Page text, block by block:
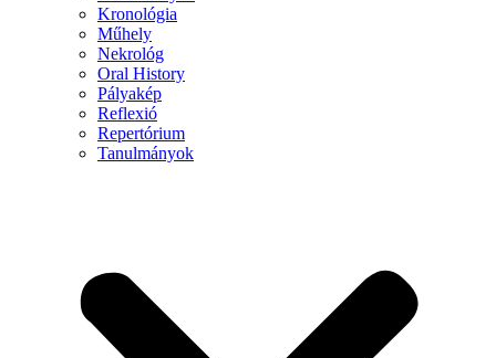
Kronológia
Műhely
Nekrológ
Oral History
Pályakép
Reflexió
Repertórium
Tanulmányok